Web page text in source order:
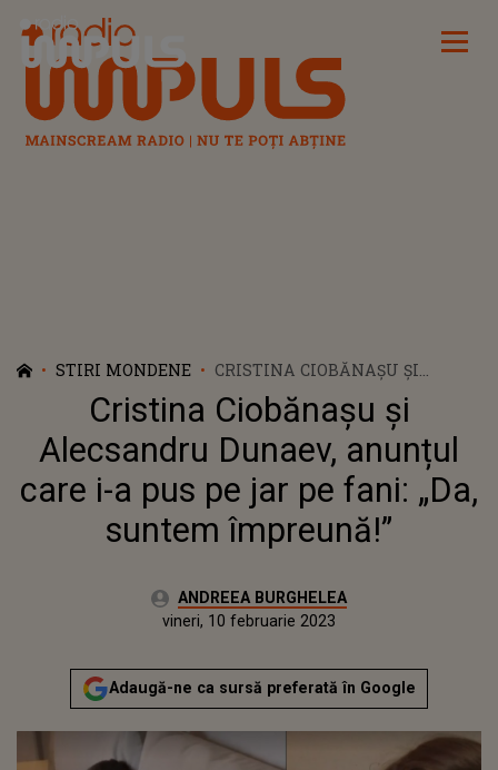
Radio Impuls
STIRI MONDENE
CRISTINA CIOBĂNAȘU ȘI
ALECSANDRU DUNAEV,
ANUNȚUL CARE I-A PUS PE JAR
PE FANI: „DA, SUNTEM
ÎMPREUNĂ!”
Cristina Ciobănașu și
Alecsandru Dunaev, anunțul
care i-a pus pe jar pe fani: „Da,
suntem împreună!”
Autor:ANDREEA BURGHELEA
joi, 10 februarie 2022Actualizat:
vineri, 10 februarie 2023
Adaugă-ne ca sursă preferată în Google